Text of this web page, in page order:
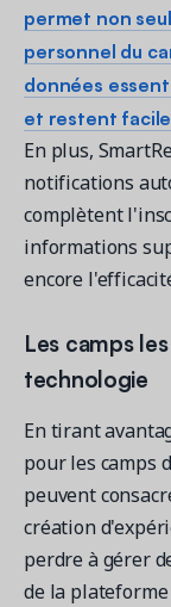
permet non
personnel du
données
et restent
En plus,
notifications
complètent
informations
encore
Les camps
technologie
En tirant
pour les camps
peuvent
création
perdre à gérer
de la